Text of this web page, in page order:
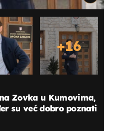
+16
Zovka u Kumovima,
su već dobro poznati